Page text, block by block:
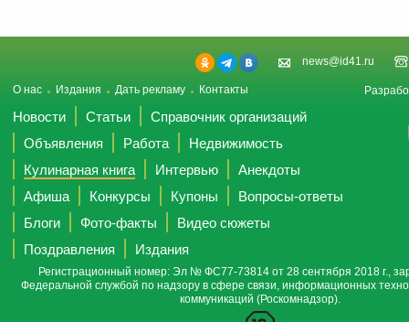
news@id41.ru
О нас Издания Дать рекламу Контакты
Новости Статьи
Справочник организаций
Объявления
Работа
Недвижимость
Кулинарная книга
Интервью
Анекдоты
Афиша
Конкурсы Купоны
Вопросы-ответы
Блоги
Фото-факты
Видео сюжеты
Поздравления
Издания
Регистрационный номер: Эл № ФС77-73814 от 28 сентября 2018 г.,
Федеральной службой по надзору в сфере связи, информационных
коммуникаций (Роскомнадзор).